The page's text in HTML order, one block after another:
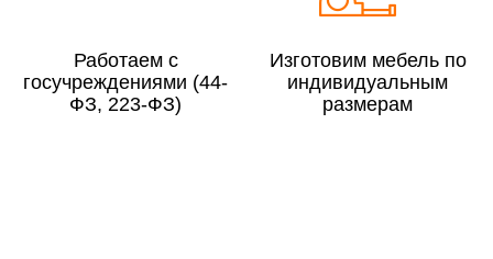
Сборка в выходные дни и вечернее время:
По Москве
По Московской области
Работаем с
госучреждениями (44-
ФЗ, 223-ФЗ)
Изготовим мебель по
индивидуальным
размерам